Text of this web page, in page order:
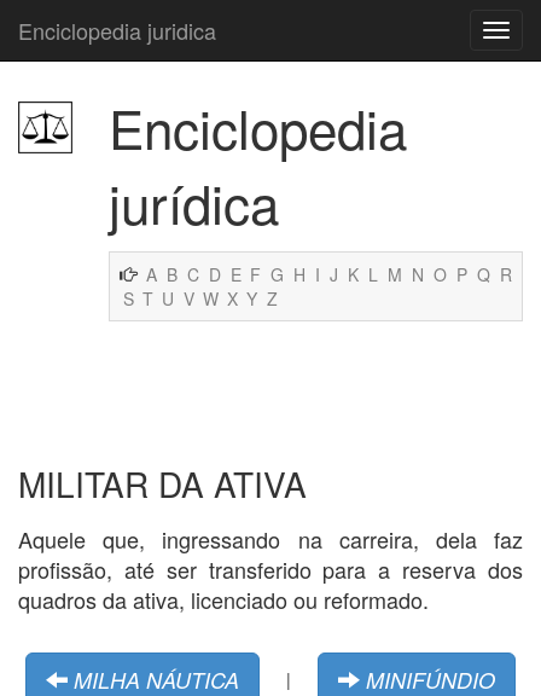
Enciclopedia juridica
Enciclopedia
jurídica
A B C D E F G H I J K L M N O P Q R
S T U V W X Y Z
MILITAR DA ATIVA
Aquele que, ingressando na carreira, dela faz
profissão, até ser transferido para a reserva dos
quadros da ativa, licenciado ou reformado.
MILHA NÁUTICA | MINIFÚNDIO